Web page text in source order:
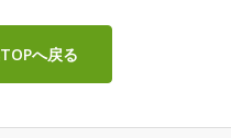
へ戻る